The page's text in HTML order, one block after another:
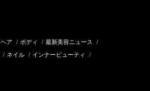
ヘア / ボディ / 最新美容ニュース /
/ ネイル / インナービューティ /